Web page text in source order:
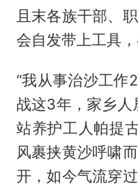
且末各族干部、
会自发带上工具，
“我从事治沙工作
战这3年，家乡人
站养护工人帕提
风裹挟黄沙呼啸
开，如今气流穿